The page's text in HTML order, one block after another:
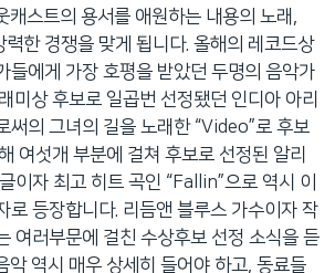
캐스트의 용서를 애원하는 내용의 노래,
한 경쟁을 맞게 됩니다. 올해의 레코드상
들에게 가장 호평을 받았던 두명의 음악가
미상 후보로 일곱번 선정됐던 인디아 아리
써의 그녀의 길을 노래한 “Video”로 후보
여섯개 부분에 걸쳐 후보로 선정된 알리
이자 최고 히트 곡인 “Fallin”으로 역시 이
로 등장합니다. 리듬앤 블루스 가수이자 작
여러부문에 걸친 수상후보 선정 소식을 듣
악 역시 매우 상세히 들어야 하고, 동료들